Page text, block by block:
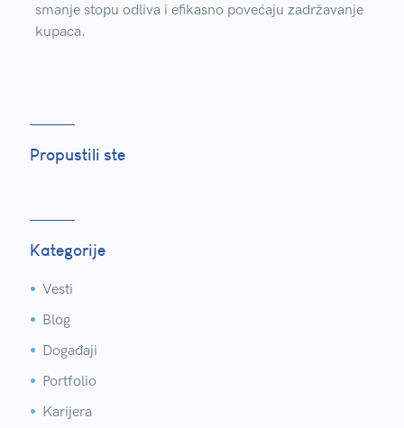
smanje stopu odliva i efikasno povećaju zadržavanje
kupaca.
Propustili ste
Kategorije

 Vesti

 Blog

 Događaji

 Portfolio

 Karijera